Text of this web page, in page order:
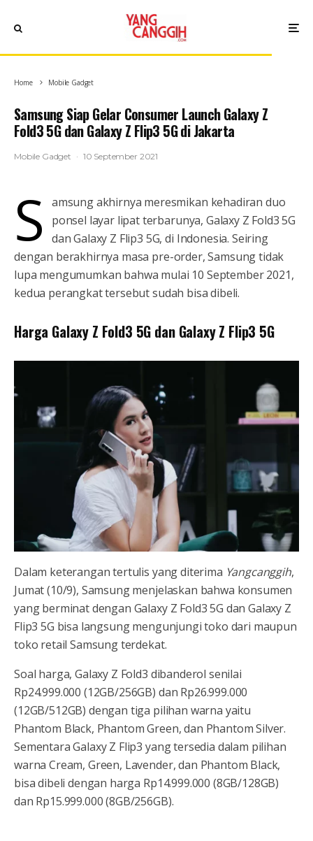
Home Mobile Gadget
Samsung Siap Gelar Consumer Launch Galaxy Z
Fold3 5G dan Galaxy Z Flip3 5G di Jakarta
Mobile Gadget · 10 September 2021
S
amsung akhirnya meresmikan kehadiran duo
ponsel layar lipat terbarunya, Galaxy Z Fold3 5G
dan Galaxy Z Flip3 5G, di Indonesia. Seiring
dengan berakhirnya masa pre-order, Samsung tidak
lupa mengumumkan bahwa mulai 10 September 2021,
kedua perangkat tersebut sudah bisa dibeli.
Harga Galaxy Z Fold3 5G dan Galaxy Z Flip3 5G
Dalam keterangan tertulis yang diterima Yangcanggih,
Jumat (10/9), Samsung menjelaskan bahwa konsumen
yang berminat dengan Galaxy Z Fold3 5G dan Galaxy Z
Flip3 5G bisa langsung mengunjungi toko dari maupun
toko retail Samsung terdekat.
Soal harga, Galaxy Z Fold3 dibanderol senilai
Rp24.999.000 (12GB/256GB) dan Rp26.999.000
(12GB/512GB) dengan tiga pilihan warna yaitu
Phantom Black, Phantom Green, dan Phantom Silver.
Sementara Galaxy Z Flip3 yang tersedia dalam pilihan
warna Cream, Green, Lavender, dan Phantom Black,
bisa dibeli dengan harga Rp14.999.000 (8GB/128GB)
dan Rp15.999.000 (8GB/256GB).